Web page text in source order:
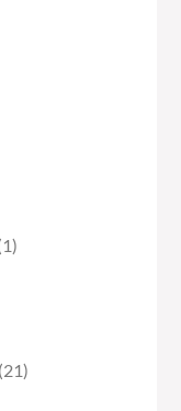
11
2121